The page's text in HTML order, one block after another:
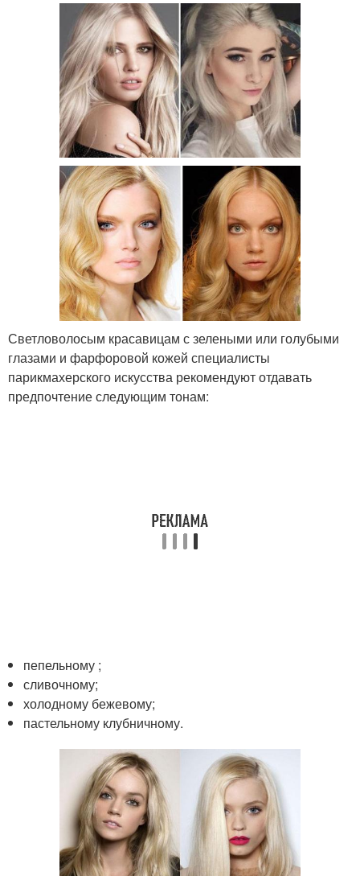
Светловолосым красавицам с зелеными или голубыми
глазами и фарфоровой кожей специалисты
парикмахерского искусства рекомендуют отдавать
предпочтение следующим тонам:
пепельному ;
сливочному;
холодному бежевому;
пастельному клубничному.